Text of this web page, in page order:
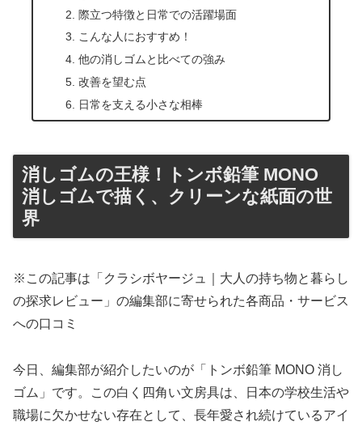
際立つ特徴と日常での活躍場面
こんな人におすすめ！
他の消しゴムと比べての強み
改善を望む点
日常を支える小さな相棒
消しゴムの王様！トンボ鉛筆 MONO
消しゴムで描く、クリーンな紙面の世
界
※この記事は「クラシボヤージュ｜大人の持ち物と暮らし
の探求レビュー」の編集部に寄せられた各商品・サービス
への口コミ
今日、編集部が紹介したいのが「トンボ鉛筆 MONO 消し
ゴム」です。この白く四角い文房具は、日本の学校生活や
職場に欠かせない存在として、長年愛され続けているアイ